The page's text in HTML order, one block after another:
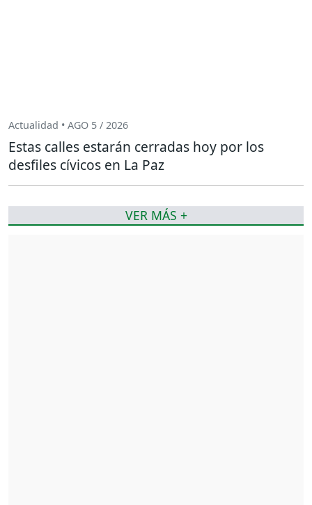
Actualidad • AGO 5 / 2026
Estas calles estarán cerradas hoy por los
desfiles cívicos en La Paz
VER MÁS +